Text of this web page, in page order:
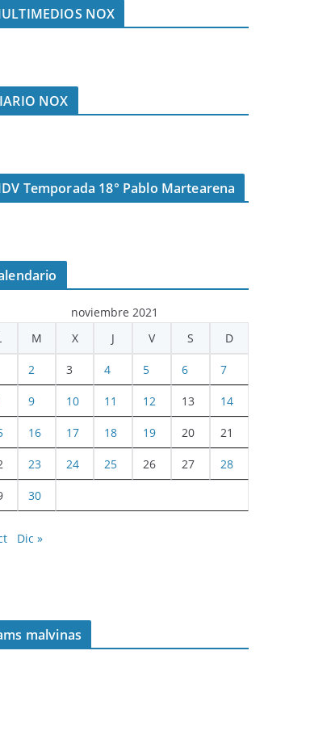
NOX
NOX
Temporada 18° Pablo Martearena
noviembre 2021
M X J V S D
2 3 4 5 6 7
9 10 11 12 13 14
16 17 18 19 20 21
23 24 25 26 27 28
30
Dic »
malvinas